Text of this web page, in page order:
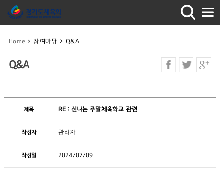
Home > 참여마당 > Q&A
Q&A
제목 RE : 신나는 주말체육학교 관련
작성자 관리자
작성일 2024/07/09